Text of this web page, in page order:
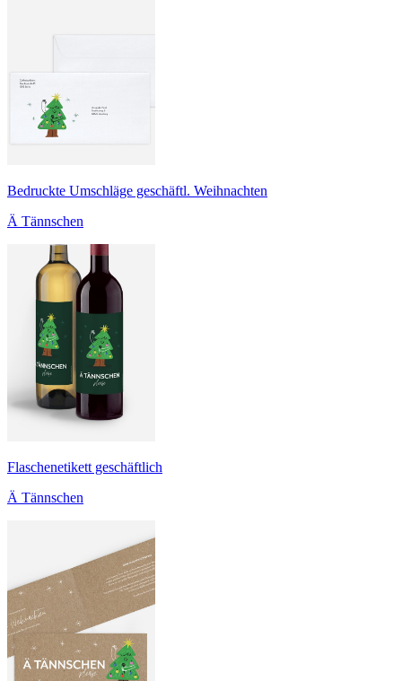
Bedruckte Umschläge geschäftl. Weihnachten
Ä Tännschen
Flaschenetikett geschäftlich
Ä Tännschen